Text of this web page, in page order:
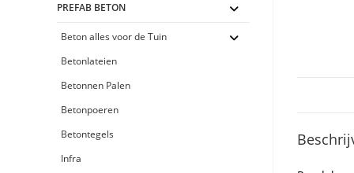
PREFAB BETON
Beton alles voor de Tuin
Betonlateien
Betonnen Palen
Betonpoeren
Betontegels
Infra